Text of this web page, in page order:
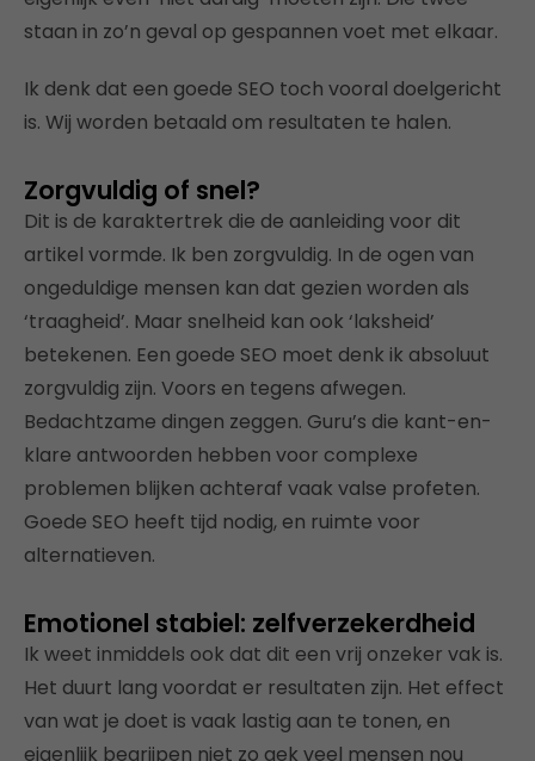
staan in zo’n geval op gespannen voet met elkaar.
Ik denk dat een goede SEO toch vooral doelgericht
is. Wij worden betaald om resultaten te halen.
Zorgvuldig of snel?
Dit is de karaktertrek die de aanleiding voor dit
artikel vormde. Ik ben zorgvuldig. In de ogen van
ongeduldige mensen kan dat gezien worden als
‘traagheid’. Maar snelheid kan ook ‘laksheid’
betekenen. Een goede SEO moet denk ik absoluut
zorgvuldig zijn. Voors en tegens afwegen.
Bedachtzame dingen zeggen. Guru’s die kant-en-
klare antwoorden hebben voor complexe
problemen blijken achteraf vaak valse profeten.
Goede SEO heeft tijd nodig, en ruimte voor
alternatieven.
Emotionel stabiel: zelfverzekerdheid
Ik weet inmiddels ook dat dit een vrij onzeker vak is.
Het duurt lang voordat er resultaten zijn. Het effect
van wat je doet is vaak lastig aan te tonen, en
eigenlijk begrijpen niet zo gek veel mensen nou